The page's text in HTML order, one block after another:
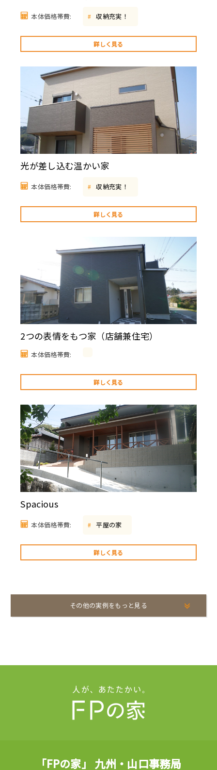
本体価格帯費: # 収納充実！
詳しく見る
光が差し込む温かい家
本体価格帯費: # 収納充実！
詳しく見る
2つの表情をもつ家（店舗兼住宅）
本体価格帯費:
詳しく見る
Spacious
本体価格帯費: # 平屋の家
詳しく見る
その他の実例をもっと見る
「FPの家」 九州・山口事務局